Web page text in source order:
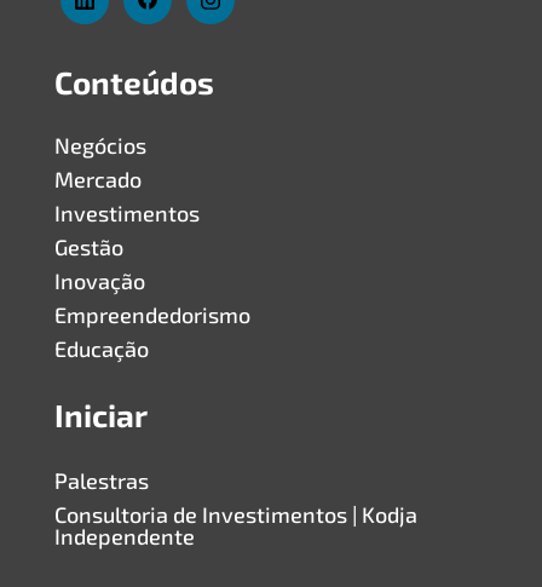
Conteúdos
Negócios
Mercado
Investimentos
Gestão
Inovação
Empreendedorismo
Educação
Iniciar
Palestras
Consultoria de Investimentos | Kodja
Independente